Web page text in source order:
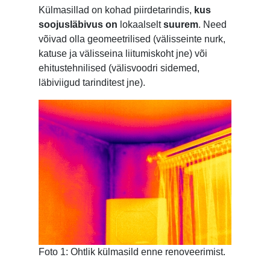
Külmasillad on kohad piirdetarindis, kus
soojusläbivus on lokaalseltsuurem. Need
võivad olla geomeetrilised (välisseinte nurk,
katuse ja välisseina liitumiskoht jne) või
ehitustehnilised (välisvoodri sidemed,
läbiviigud tarinditest jne).
Foto 1: Ohtlik külmasild enne renoveerimist.